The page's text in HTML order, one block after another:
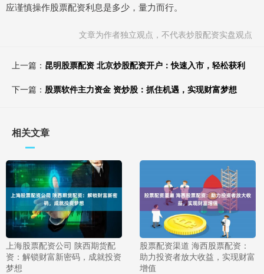
应谨慎操作股票配资利息是多少，量力而行。
文章为作者独立观点，不代表炒股配资实盘观点
上一篇： 昆明股票配资 北京炒股配资开户：快速入市，轻松获利
下一篇： 股票软件主力资金 资炒股：抓住机遇，实现财富梦想
相关文章
上海股票配资公司 陕西期货配
资：解锁财富新密码，成就投资
梦想
股票配资渠道 海西股票配资：
助力投资者放大收益，实现财富
增值